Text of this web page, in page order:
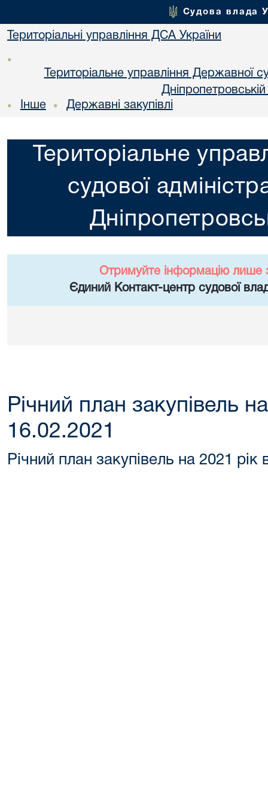
Судова влада
Територіальні управління ДСА України
•
Територіальне управління Державної
• Інше • Державні закупівлі
Територіальне
судової
Отримуйте інформацію лише
Єдиний Контакт-центр судової
Річний план закупівель
16.02.2021
Річний план закупівель на 2021 рік